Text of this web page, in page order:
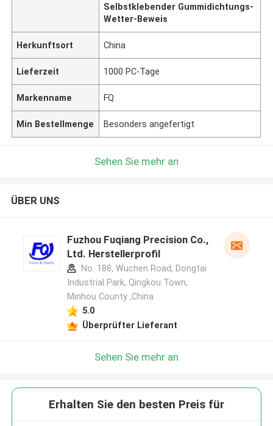
Selbstklebender Gummidichtungs-
Wetter-Beweis
Herkunftsort China
Lieferzeit 1000 PC-Tage
Markenname FQ
Min Bestellmenge Besonders angefertigt
Sehen Sie mehr an
ÜBER UNS
Fuzhou Fuqiang Precision Co.,
Ltd. Herstellerprofil
No. 188, Wuchen Road, Dongtai
Industrial Park, Qingkou Town,
Minhou County ,China
5.0
Überprüfter Lieferant
Sehen Sie mehr an
Erhalten Sie den besten Preis für